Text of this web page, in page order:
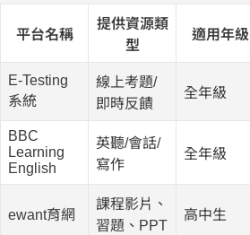
平台名稱
提供資源類
型
適用年級
E-Testing
系統
線上考題/
即時反饋
全年級
BBC
Learning
English
英聽/會話/
寫作
全年級
ewant育網
課程影片、
習題、PPT
高中生